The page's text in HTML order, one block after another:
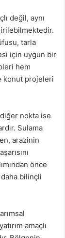
değil, aynı
tarla
için uygun bir
hem
konut projeleri
nokta ise
Sulama
arazinin
önce
daha bilinçli
amaçlı